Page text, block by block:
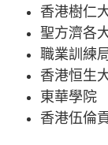
香港樹仁
聖方濟各
職業訓練
香港恒生
東華學院
香港伍倫